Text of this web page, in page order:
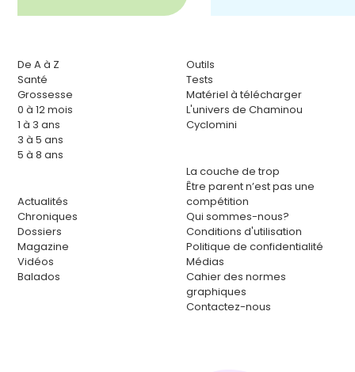
De A à Z
Santé
Grossesse
0 à 12 mois
1 à 3 ans
3 à 5 ans
5 à 8 ans
Actualités
Chroniques
Dossiers
Magazine
Vidéos
Balados
Outils
Tests
Matériel à télécharger
L'univers de Chaminou
Cyclomini
La couche de trop
Être parent n’est pas une
compétition
Qui sommes-nous?
Conditions d'utilisation
Politique de confidentialité
Médias
Cahier des normes
graphiques
Contactez-nous